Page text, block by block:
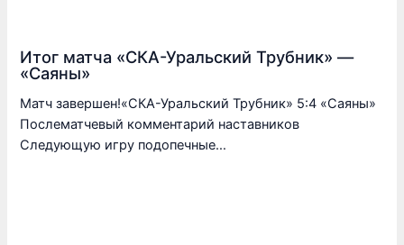
Итог матча «СКА-Уральский Трубник» —
«Саяны»
Матч завершен!«СКА-Уральский Трубник» 5:4 «Саяны»
Послематчевый комментарий наставников
Следующую игру подопечные…